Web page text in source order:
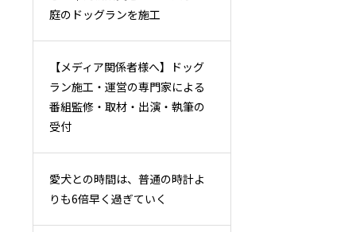
庭のドッグランを施工
【メディア関係者様へ】ドッグ
ラン施工・運営の専門家による
番組監修・取材・出演・執筆の
受付
愛犬との時間は、普通の時計よ
りも6倍早く過ぎていく